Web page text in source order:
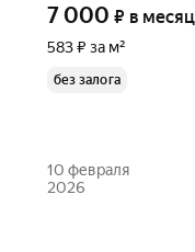
7 000 ₽ в месяц
583 ₽ за м²
без залога
10 февраля
2026